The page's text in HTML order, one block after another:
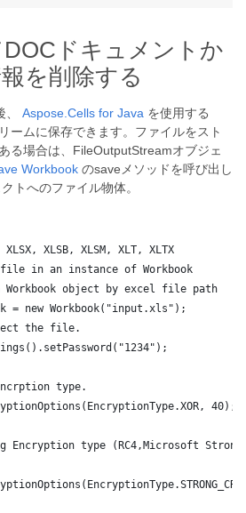
ドキュメントか
を削除する
、 Aspose.Cells for Java を使用する
ームに保存できます。ファイルをスト
る場合は、FileOutputStreamオブジェ
Workbook のsaveメソッドを呼び出し
トへのファイル物体。
XLSB, XLSM, XLT, XLTX
in an instance of Workbook
object by excel file path
= new Workbook("input.xls");
the file.
type.
40);
Encryption type (RC4,Microsoft Strong